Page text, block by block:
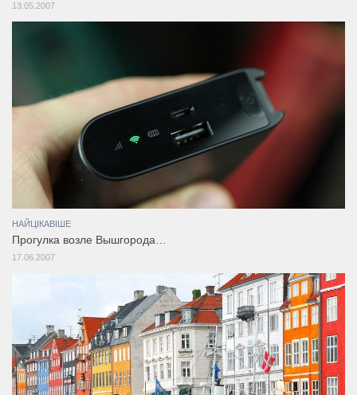
13.05.2007
НАЙЦІКАВІШЕ
Прогулка возле Вышгорода…
17.06.2007